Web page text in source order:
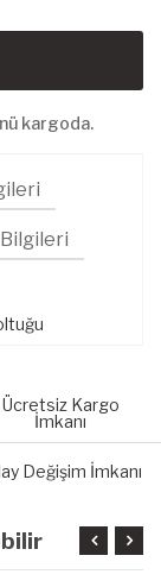
kargoda.
Ücretsiz Kargo
İmkanı
Değişim İmkanı